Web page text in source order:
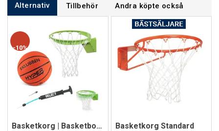
Alternativ Tillbehör Andra köpte också
10%
Basketkorg | Basketboll | Pump Basketkorg Standard